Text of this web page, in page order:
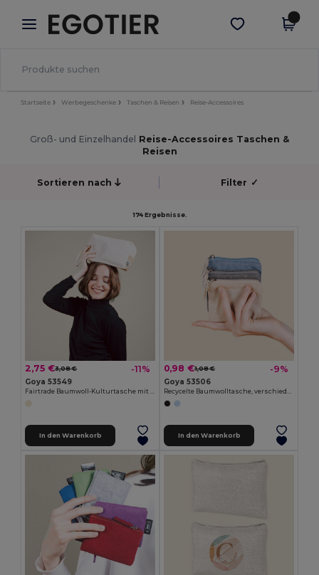
× Egotier App
Bessere Preise in der App!
App holen
Startseite Werbegeschenke Taschen & Reisen Reise-Accessoires
Groß- und Einzelhandel Reise-Accessoires Taschen &
Reisen
Sortieren nach Filter ✓
174 Ergebnisse.
2,75 €3,08 € -11%
Goya 53549
Fairtrade Baumwoll-Kulturtasche mit Juteboden und Griff PALAWAN
In den Warenkorb
0,98 €1,08 € -9%
Goya 53506
Recycelte Baumwolltasche, verschiedene Farben, GRS-Zertifikat KALA
In den Warenkorb